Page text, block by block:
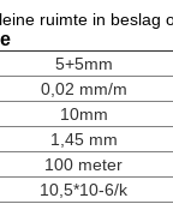
ruimte in beslag
5+5mm
0,02 mm/m
10mm
1,45 mm
100 meter
10,5*10-6/k